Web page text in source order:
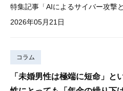
特集記事「AIによるサイバー攻撃
2026年05月21日
コラム
「未婚男性は極端に短命」と